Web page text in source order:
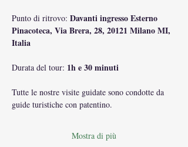
Punto di ritrovo: Davanti ingresso Esterno
Pinacoteca, Via Brera, 28, 20121 Milano MI,
Italia
Durata del tour: 1h e 30 minuti
Tutte le nostre visite guidate sono condotte da
guide turistiche con patentino.
Mostra di più